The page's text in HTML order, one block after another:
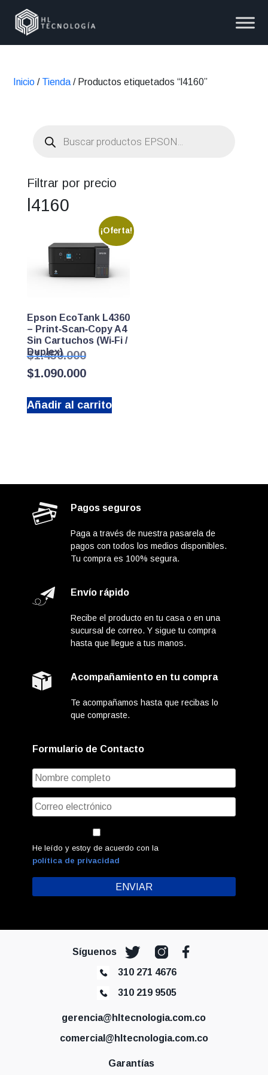
Inicio / Tienda / Productos etiquetados “l4160”
productos
Filtrar por precio
l4160
¡Oferta!
Epson EcoTank L4360
– Print‑Scan‑Copy A4
Sin Cartuchos (Wi‑Fi /
Duplex)
$1.450.000El
original
$1.450.000.
$1.090.000El
es:
Añadir al carrito
Pagos seguros
Paga a través de nuestra pasarela de
pagos con todos los medios disponibles.
Tu compra es 100% segura.
Envío rápido
Recibe el producto en tu casa o en una
sucursal de correo. Y sigue tu compra
hasta que llegue a tus manos.
Acompañamiento en tu compra
Te acompañamos hasta que recibas lo
que compraste.
Formulario de Contacto
He leído y estoy de acuerdo con la
política de privacidad
Síguenos
310 271 4676
310 219 9505
gerencia@hltecnologia.com.co
comercial@hltecnologia.com.co
Garantías